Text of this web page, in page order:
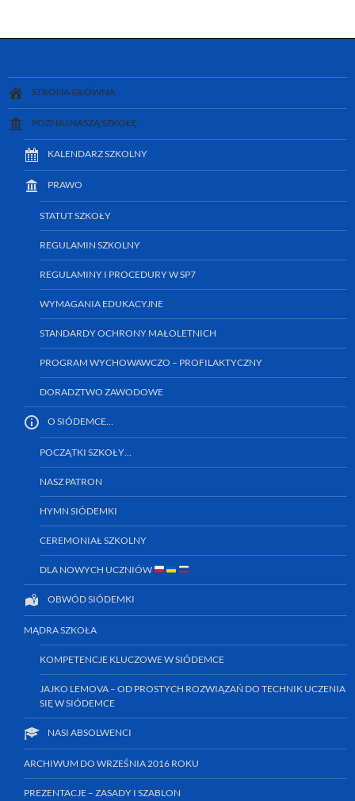
STRONA GŁÓWNA
POZNAJ NASZĄ SZKOŁĘ
KALENDARZ SZKOLNY
PRAWO
STATUT SZKOŁY
REGULAMIN SZKOLNY
REGULAMINY I PROCEDURY W SP7
WYMAGANIA EDUKACYJNE
STANDARDY OCHRONY MAŁOLETNICH
PROGRAM WYCHOWAWCZO – PROFILAKTYCZNY
DORADZTWO ZAWODOWE
O SIÓDEMCE…
POCZĄTKI SZKOŁY…
NASZ PATRON
HYMN SIÓDEMKI
CEREMONIAŁ SZKOLNY
DLA NOWYCH UCZNIÓW
OBWÓD SIÓDEMKI
MĄDRA SZKOŁA
KOMPETENCJE KLUCZOWE W SIÓDEMCE
JAJKO LEMOVA – OD PROSTYCH ROZWIĄZAŃ DO TECHNIK UCZENIA
SIĘ W SIÓDEMCE
NASI ABSOLWENCI
ARCHIWUM DO WRZEŚNIA 2016 ROKU
PREZENTACJE – ZASADY I SZABLON